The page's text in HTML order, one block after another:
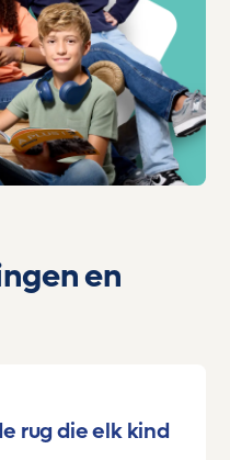
en
rug die elk kind